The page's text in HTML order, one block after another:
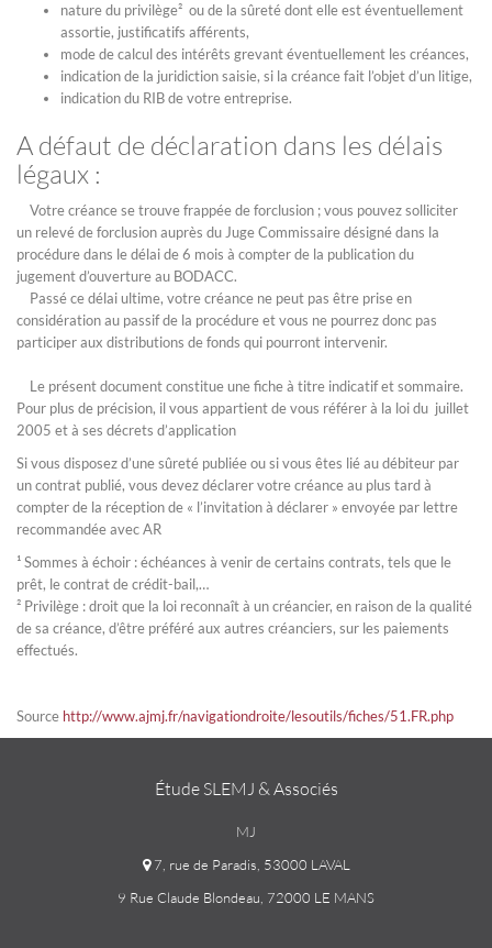
nature du privilège² ou de la sûreté dont elle est éventuellement
assortie, justificatifs afférents,
mode de calcul des intérêts grevant éventuellement les créances,
indication de la juridiction saisie, si la créance fait l’objet d’un litige,
indication du RIB de votre entreprise.
A défaut de déclaration dans les délais
légaux :
Votre créance se trouve frappée de forclusion ; vous pouvez solliciter
un relevé de forclusion auprès du Juge Commissaire désigné dans la
procédure dans le délai de 6 mois à compter de la publication du
jugement d’ouverture au BODACC.
Passé ce délai ultime, votre créance ne peut pas être prise en
considération au passif de la procédure et vous ne pourrez donc pas
participer aux distributions de fonds qui pourront intervenir.
Le présent document constitue une fiche à titre indicatif et sommaire.
Pour plus de précision, il vous appartient de vous référer à la loi du juillet
2005 et à ses décrets d’application
Si vous disposez d’une sûreté publiée ou si vous êtes lié au débiteur par
un contrat publié, vous devez déclarer votre créance au plus tard à
compter de la réception de « l’invitation à déclarer » envoyée par lettre
recommandée avec AR
¹ Sommes à échoir : échéances à venir de certains contrats, tels que le
prêt, le contrat de crédit-bail,…
² Privilège : droit que la loi reconnaît à un créancier, en raison de la qualité
de sa créance, d’être préféré aux autres créanciers, sur les paiements
effectués.
Source http://www.ajmj.fr/navigationdroite/lesoutils/fiches/51.FR.php
Étude SLEMJ & Associés
MJ
7, rue de Paradis, 53000 LAVAL
9 Rue Claude Blondeau, 72000 LE MANS